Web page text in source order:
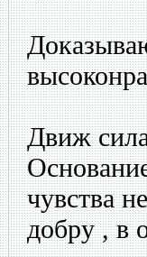
Движ
чувства
добру , в